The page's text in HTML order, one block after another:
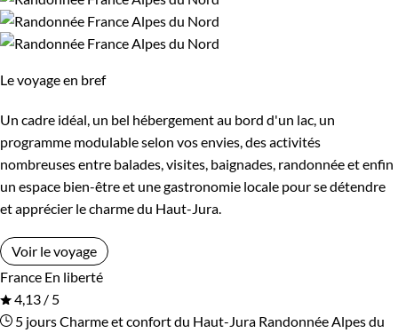
Le voyage en bref
Un cadre idéal, un bel hébergement au bord d'un lac, un
programme modulable selon vos envies, des activités
nombreuses entre balades, visites, baignades, randonnée et enfin
un espace bien-être et une gastronomie locale pour se détendre
et apprécier le charme du Haut-Jura.
Voir le voyage
France En liberté
4,13 / 5
5 joursCharme et confort du Haut-Jura Randonnée Alpes du